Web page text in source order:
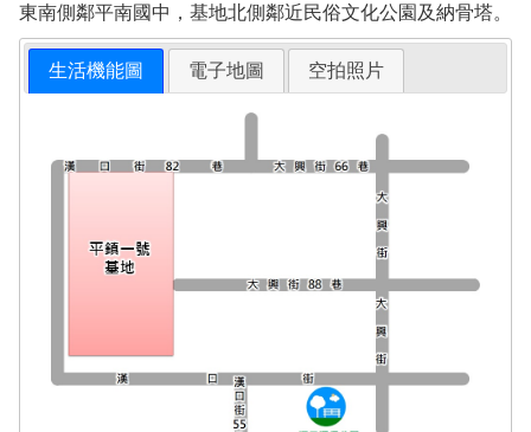
東南側鄰平南國中，基地北側鄰近民俗文化公園及納骨塔。
生活機能圖 電子地圖 空拍照片